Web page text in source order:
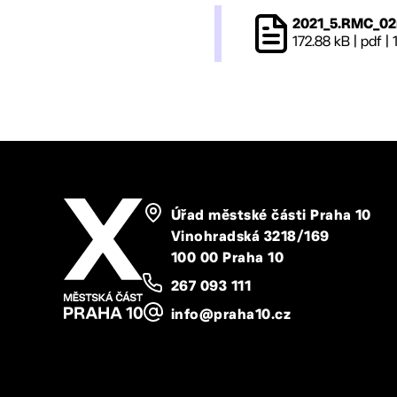
172.88 kB | pdf |
Úřad městské části Praha 10
Vinohradská 3218/169
100 00 Praha 10
267 093 111
info@praha10.cz